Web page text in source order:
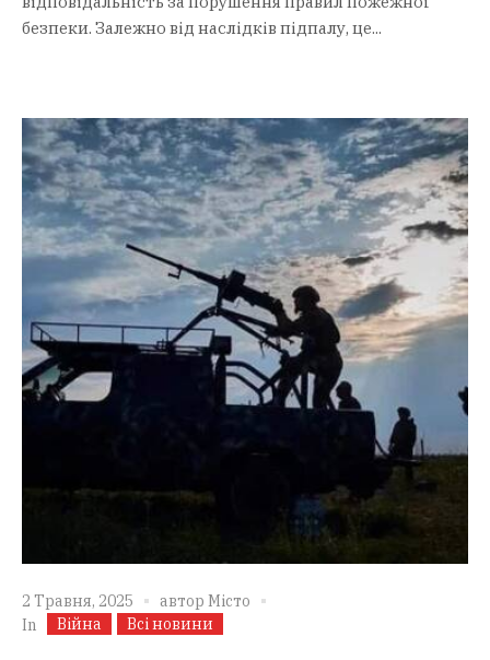
безпеки. Залежно від наслідків підпалу, це...
2 Травня, 2025 автор Місто
In
Війна Всі новини